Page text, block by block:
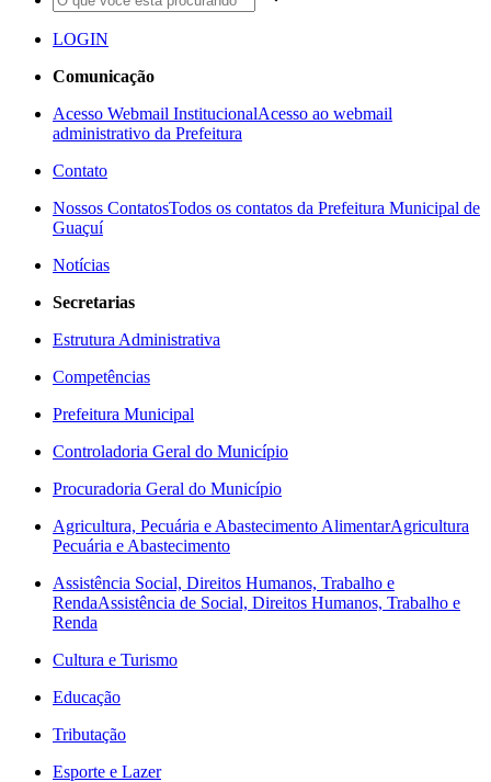
LOGIN
Comunicação
Acesso Webmail InstitucionalAcesso ao webmail
administrativo da Prefeitura
Contato
Nossos ContatosTodos os contatos da Prefeitura Municipal de
Guaçuí
Notícias
Secretarias
Estrutura Administrativa
Competências
Prefeitura Municipal
Controladoria Geral do Município
Procuradoria Geral do Município
Agricultura, Pecuária e Abastecimento AlimentarAgricultura
Pecuária e Abastecimento
Assistência Social, Direitos Humanos, Trabalho e
RendaAssistência de Social, Direitos Humanos, Trabalho e
Renda
Cultura e Turismo
Educação
Tributação
Esporte e Lazer